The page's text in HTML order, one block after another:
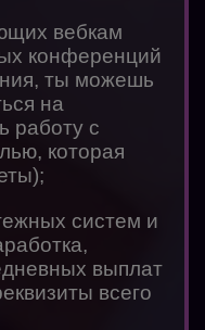
вебкам
конференций
ты можешь
на
работу с
которая
систем и
выплат
всего